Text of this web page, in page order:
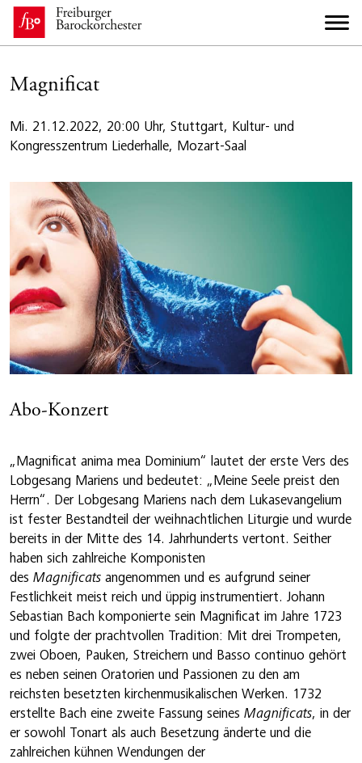
Magnificat
Mi. 21.12.2022, 20:00 Uhr, Stuttgart, Kultur- und
Kongresszentrum Liederhalle, Mozart-Saal
Abo-Konzert
„Magnificat anima mea Dominium“ lautet der erste Vers des
Lobgesang Mariens und bedeutet: „Meine Seele preist den
Herrn“. Der Lobgesang Mariens nach dem Lukasevangelium
ist fester Bestandteil der weihnachtlichen Liturgie und wurde
bereits in der Mitte des 14. Jahrhunderts vertont. Seither
haben sich zahlreiche Komponisten
des Magnificats angenommen und es aufgrund seiner
Festlichkeit meist reich und üppig instrumentiert. Johann
Sebastian Bach komponierte sein Magnificat im Jahre 1723
und folgte der prachtvollen Tradition: Mit drei Trompeten,
zwei Oboen, Pauken, Streichern und Basso continuo gehört
es neben seinen Oratorien und Passionen zu den am
reichsten besetzten kirchenmusikalischen Werken. 1732
erstellte Bach eine zweite Fassung seines Magnificats, in der
er sowohl Tonart als auch Besetzung änderte und die
zahlreichen kühnen Wendungen der